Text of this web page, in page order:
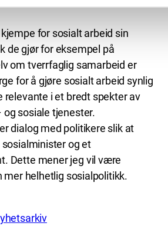
for sosialt arbeid sin
de gjør for eksempel på
om tverrfaglig samarbeid er
for å gjøre sosialt arbeid synlig
relevante i et bredt spekter av
sosiale tjenester.
dialog med politikere slik at
og et
Dette mener jeg vil være
mer helhetlig sosialpolitikk.